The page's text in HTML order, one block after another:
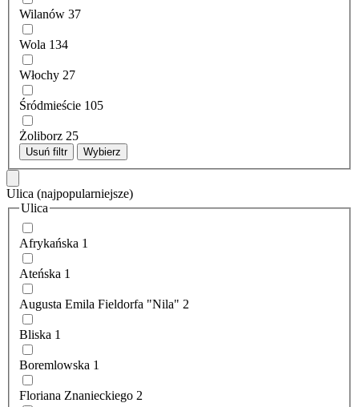
Wilanów 37
Wola 134
Włochy 27
Śródmieście 105
Żoliborz 25
Usuń filtr Wybierz
Ulica (najpopularniejsze)
Ulica
Afrykańska 1
Ateńska 1
Augusta Emila Fieldorfa "Nila" 2
Bliska 1
Boremlowska 1
Floriana Znanieckiego 2